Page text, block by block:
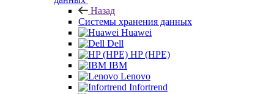
Назад
Системы хранения данных
Huawei
Dell
HP (HPE)
IBM
Lenovo
Infortrend